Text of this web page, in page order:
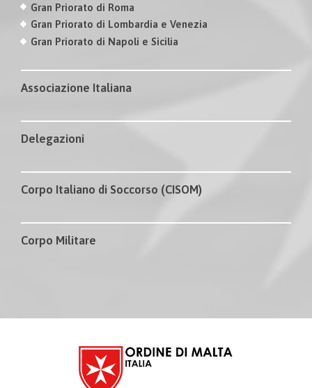
Gran Priorato di Roma
Gran Priorato di Lombardia e Venezia
Gran Priorato di Napoli e Sicilia
Associazione Italiana
Delegazioni
Corpo Italiano di Soccorso (CISOM)
Corpo Militare